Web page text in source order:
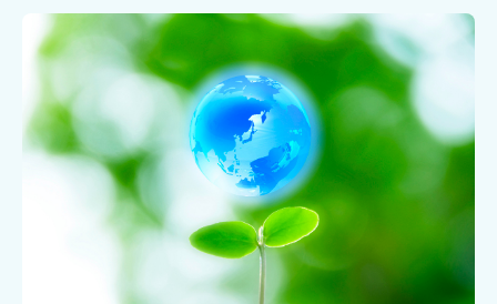
個人情報保護方針
採用情報
法人様